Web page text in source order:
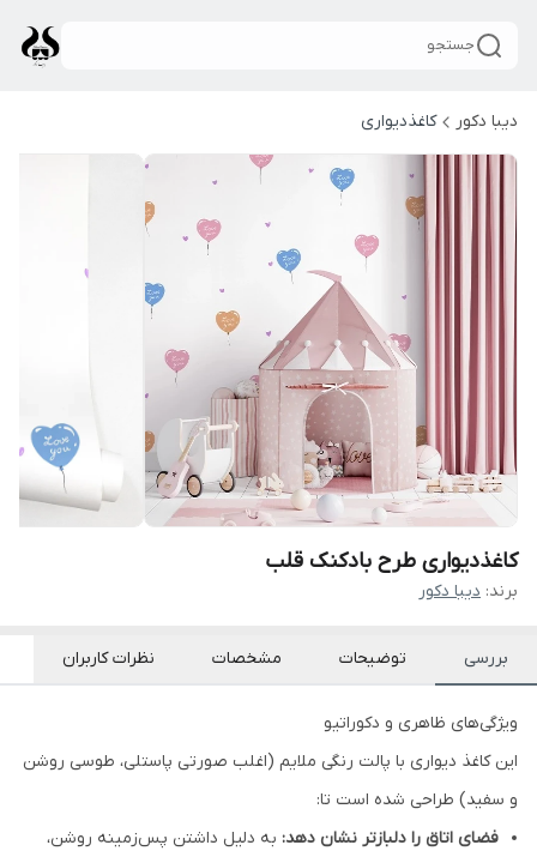
جستجو
دیبا دکور کاغذدیواری
کاغذدیواری طرح بادکنک قلب
برند: دیبا دکور
بررسی توضیحات مشخصات نظرات کاربران
ویژگی‌های ظاهری و دکوراتیو
این کاغذ دیواری با پالت رنگی ملایم (اغلب صورتی پاستلی، طوسی روشن
و سفید) طراحی شده است تا:
فضای اتاق را دلبازتر نشان دهد: به دلیل داشتن پس‌زمینه روشن،